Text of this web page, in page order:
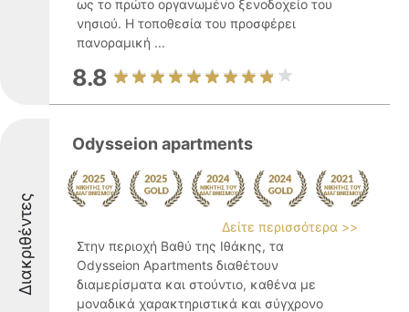
ως το πρώτο οργανωμένο ξενοδοχείο του
νησιού. Η τοποθεσία του προσφέρει
πανοραμική ...
8.8
Διακριθέντες
Odysseion apartments
Δείτε περισσότερα >>
Στην περιοχή Βαθύ της Ιθάκης, τα
Odysseion Apartments διαθέτουν
διαμερίσματα και στούντιο, καθένα με
μοναδικά χαρακτηριστικά και σύγχρονο